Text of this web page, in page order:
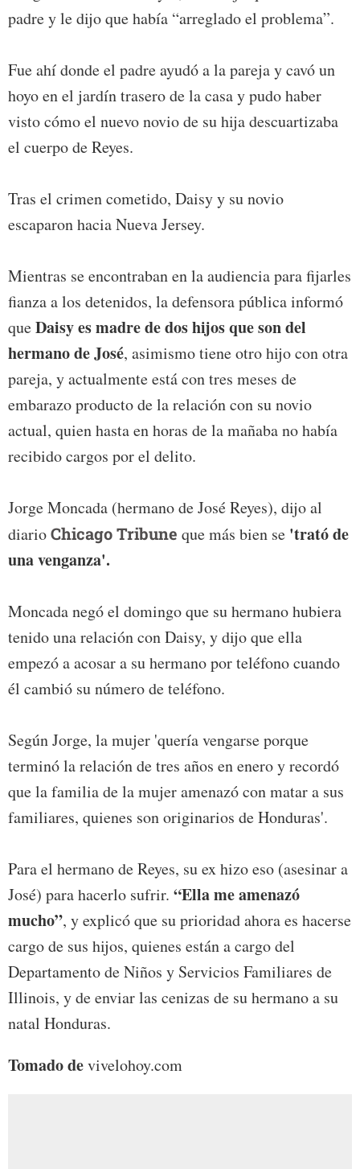
padre y le dijo que había “arreglado el problema”.
Fue ahí donde el padre ayudó a la pareja y cavó un
hoyo en el jardín trasero de la casa y pudo haber
visto cómo el nuevo novio de su hija descuartizaba
el cuerpo de Reyes.
Tras el crimen cometido, Daisy y su novio
escaparon hacia Nueva Jersey.
Mientras se encontraban en la audiencia para fijarles
fianza a los detenidos, la defensora pública informó
queDaisy es madre de dos hijos que son del
hermano de José, asimismo tiene otro hijo con otra
pareja, y actualmente está con tres meses de
embarazo producto de la relación con su novio
actual, quien hasta en horas de la mañaba no había
recibido cargos por el delito.
Jorge Moncada (hermano de José Reyes), dijo al
diarioChicago Tribune que más bien se 'trató de
una venganza'.
Moncada negó el domingo que su hermano hubiera
tenido una relación con Daisy, y dijo que ella
empezó a acosar a su hermano por teléfono cuando
él cambió su número de teléfono.
Según Jorge, la mujer 'quería vengarse porque
terminó la relación de tres años en enero y recordó
que la familia de la mujer amenazó con matar a sus
familiares, quienes son originarios de Honduras'.
Para el hermano de Reyes, su ex hizo eso (asesinar a
José) para hacerlo sufrir. “Ella me amenazó
mucho”, y explicó que su prioridad ahora es hacerse
cargo de sus hijos, quienes están a cargo del
Departamento de Niños y Servicios Familiares de
Illinois, y de enviar las cenizas de su hermano a su
natal Honduras.
Tomado devivelohoy.com